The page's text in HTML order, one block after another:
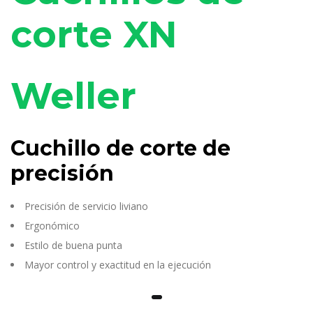
corte XN
Weller
Cuchillo de corte de
precisión
Precisión de servicio liviano
Ergonómico
Estilo de buena punta
Mayor control y exactitud en la ejecución